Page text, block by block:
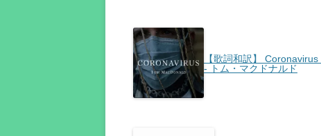
【歌詞和訳】
- トム・マクドナルド